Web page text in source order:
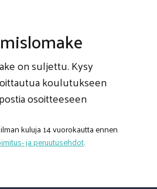
on suljettu. Kysy
koulutukseen
osoitteeseen
kuluja 14 vuorokautta ennen
ja peruutusehdot.